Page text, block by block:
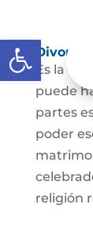
Abrir barra
Divorcio
Es la
puede
partes
poder
religión